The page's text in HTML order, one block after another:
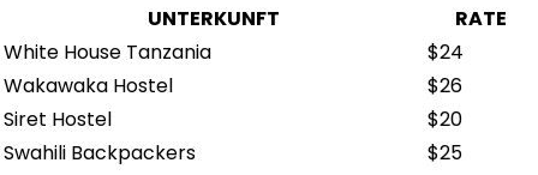
UNTERKUNFT
RATE
White House Tanzania
$24
Wakawaka Hostel
$26
Siret Hostel
$20
Swahili Backpackers
$25